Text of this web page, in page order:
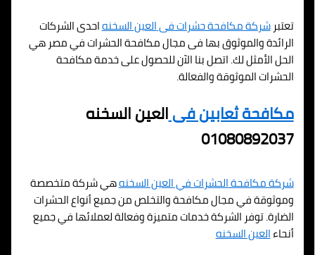
تعتبرشركة مكافحة حشرات فىالعين السخنهاحدى الشركات
الرائدة والموثوق بها فى مجال مكافحة الحشرات في مصر هي
الحل الأمثل لك. اتصل بنا الآن للحصول على خدمة مكافحة
الحشرات الموثوقة والفعالة.
مكافحة ثعابين فىالعين السخنه
01080892037
شركة مكافحة الحشرات فيالعين السخنههي شركة متخصصة
وموثوقة في مجال مكافحة والتخلص من جميع أنواع الحشرات
الضارة. توفر الشركة خدمات متميزة وفعالة لعملائها في جميع
أنحاءالعين السخنه